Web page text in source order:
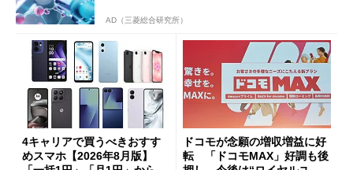
AD（三菱総合研究所）
4キャリアで買うべきおすす
めスマホ【2026年8月版】
ドコモが念願の増収増益に好
転 「ドコモMAX」好調も後